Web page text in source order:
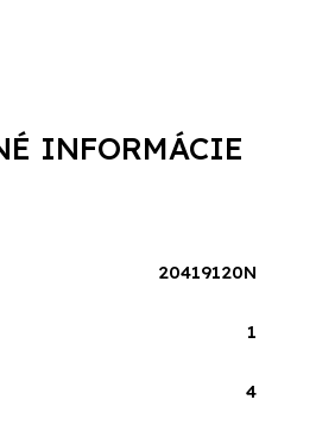
INFORMÁCIE
20419120N
1
4